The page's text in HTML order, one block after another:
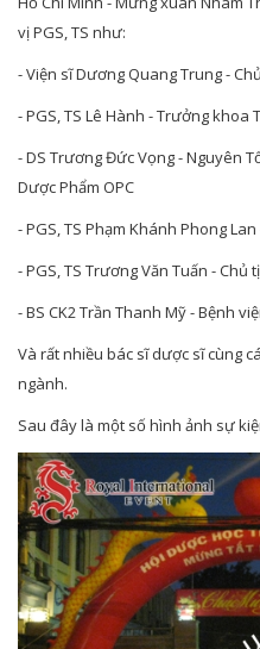
vị PGS, TS như:
- Viện sĩ Dương Quang Trung -
- PGS, TS Lê Hành - Trưởng khoa
- DS Trương Đức Vọng - Nguyên
Dược Phẩm OPC
- PGS, TS Phạm Khánh Phong
- PGS, TS Trương Văn Tuấn - Chủ
- BS CK2 Trần Thanh Mỹ - Bệnh
Và rất nhiều bác sĩ dược sĩ cùng
ngành.
Sau đây là một số hình ảnh sự